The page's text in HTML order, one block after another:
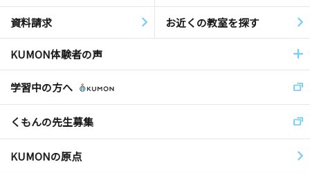
資料請求 お近くの教室を探す
KUMON体験者の声
学習中の方へ
くもんの先生募集
KUMONの原点